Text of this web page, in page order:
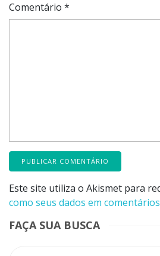
Comentário *
Este site utiliza o Akismet para
como seus dados em
FAÇA SUA BUSCA